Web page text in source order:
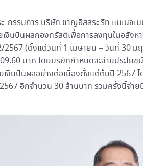
กรรมการ บริษัท ชาญอิสสระ รีท แมเนจ
นปันผลกองทรัสต์เพื่อการลงทุนในอสังห
2567 (ตั้งแต่วันที่ 1 เมษายน – วันที่ 30 มิ
บาท โดยบริษัทกำหนดจะจ่ายประโ
เงินปันผลอย่างต่อเนื่องตั้งแต่ต้นปี 2567
อีกจำนวน 30 ล้านบาท รวมครั้งนี้จ่า